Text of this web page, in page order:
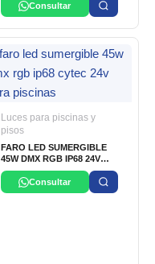
Consultar
Luces para piscinas y
pisos
FARO LED SUMERGIBLE
45W DMX RGB IP68 24V
CYTEC
Consultar